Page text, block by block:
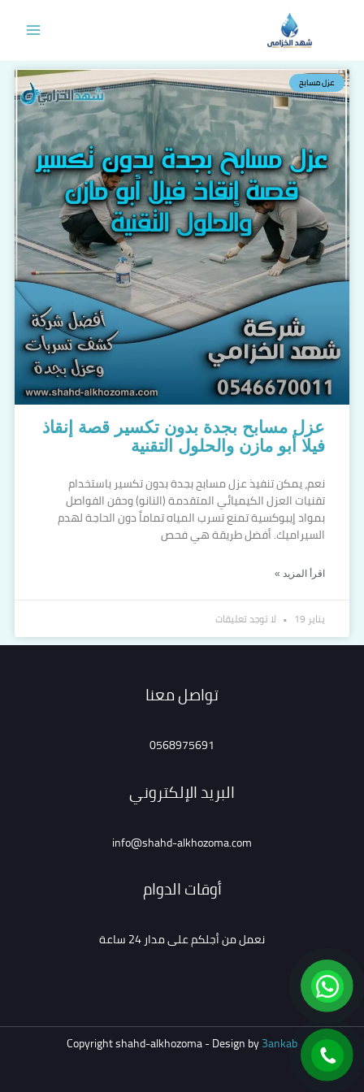
عزل مسابح
عزل مسابح بجدة بدون تكسير قصة إنقاذ
فيلا أبو مازن والحلول التقنية
نعم، يمكن تنفيذ عزل مسابح بجدة بدون تكسير باستخدام
تقنيات العزل الكيميائي المتقدمة (النانو) وحقن الفواصل
بمواد إيبوكسية تمنع تسرب المياه تماماً دون الحاجة لهدم
السيراميك. أفضل طريقة هي فحص
اقرأ المزيد »
يناير 19 لا توجد تعليقات
تواصل معنا
0568975691
البريد الإلكتروني
info@shahd-alkhozoma.com
أوقات الدوام
نعمل من أجلكم على مدار 24 ساعة
Copyright shahd-alkhozoma - Design by3ankab